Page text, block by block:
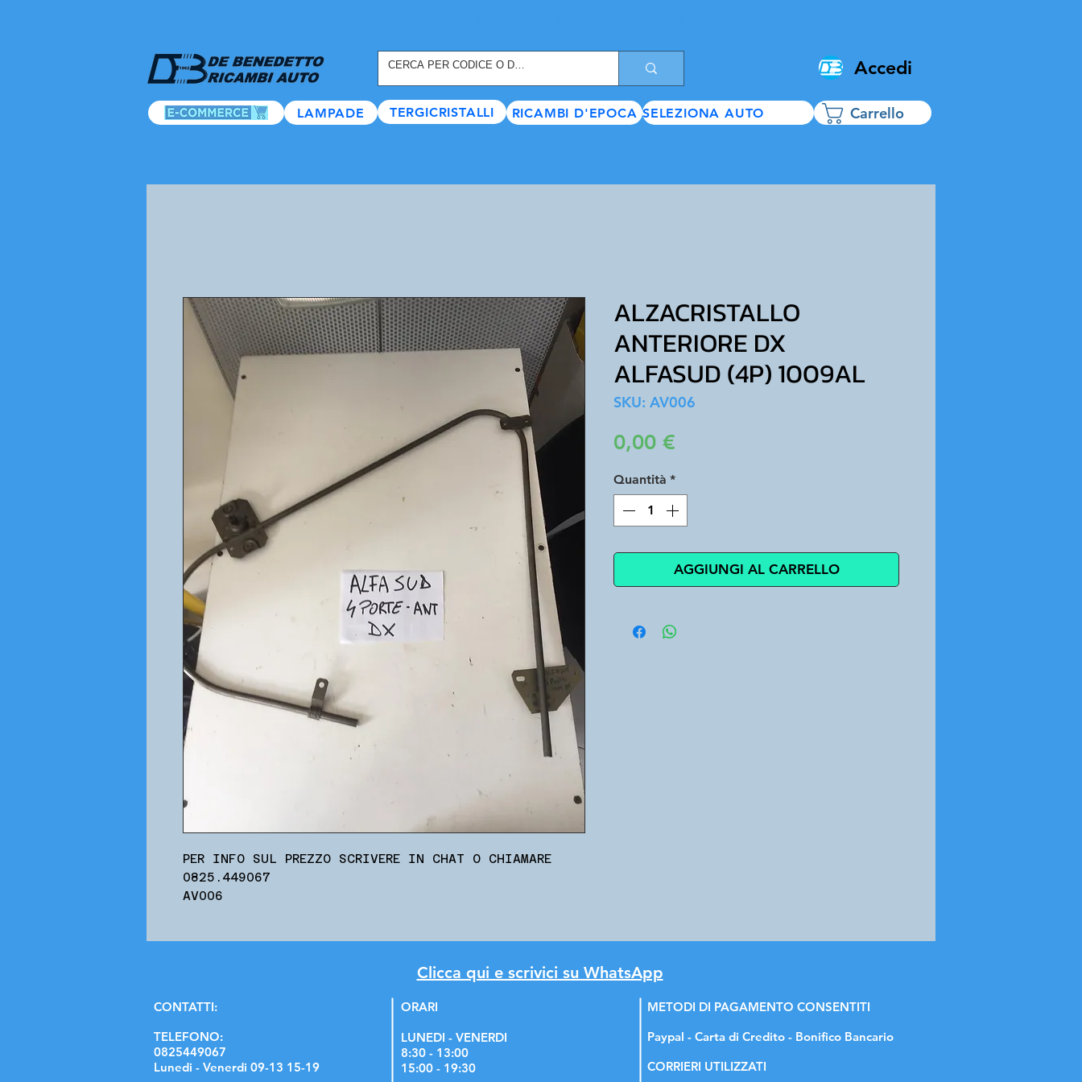
LAMPADE TERGICRISTALLI RICAMBI D'EPOCA SELEZIONA AUTO
Accedi
Carrello
PER INFO SUL PREZZO SCRIVERE IN CHAT O CHIAMARE
0825.449067
AV006
ALZACRISTALLO
ANTERIORE DX
ALFASUD (4P) 1009AL
SKU: AV006
0,00 €
Quantità *
AGGIUNGI AL CARRELLO
Clicca qui e scrivici su WhatsApp
CONTATTI:
TELEFONO:
0825449067
Lunedi - Venerdi 09-13 15-19
ORARI
LUNEDI - VENERDI
8:30 - 13:00
15:00 - 19:30
METODI DI PAGAMENTO CONSENTITI
Paypal - Carta di Credito - Bonifico Bancario
CORRIERI UTILIZZATI